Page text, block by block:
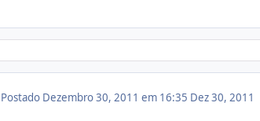
Postado Dezembro 30, 2011 em 16:35 Dez 30, 2011